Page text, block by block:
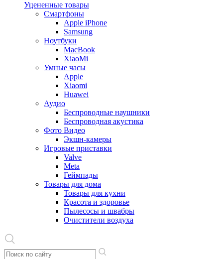
Уцененные товары
Cмартфоны
Apple iPhone
Samsung
Ноутбуки
MacBook
XiaoMi
Умные часы
Apple
Xiaomi
Huawei
Аудио
Беспроводные наушники
Беспроводная акустика
Фото Видео
Экшн-камеры
Игровые приставки
Valve
Meta
Геймпады
Товары для дома
Товары для кухни
Красота и здоровье
Пылесосы и швабры
Очистители воздуха